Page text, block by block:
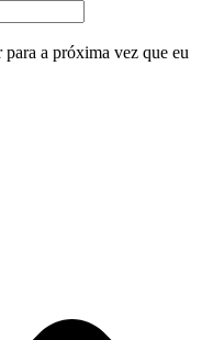
para a próxima vez que eu